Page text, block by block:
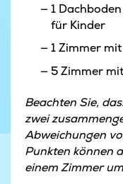
1
für Kinder
1 Zimmer
5 Zimmer
Beachten Sie,
zwei
Abweichungen
Punkten können
einem Zimmer